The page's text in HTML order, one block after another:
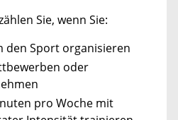
Sie, wenn Sie:
den Sport organisieren
oder
pro Woche mit